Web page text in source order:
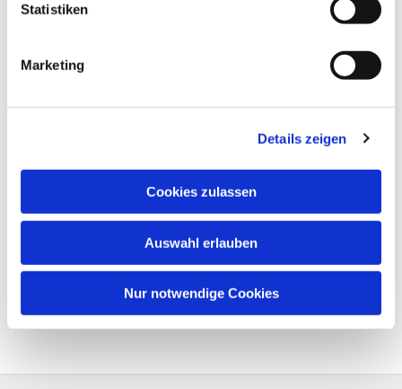
Statistiken
Marketing
Details zeigen
Cookies zulassen
Auswahl erlauben
Nur notwendige Cookies